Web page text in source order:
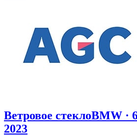
Ветровое стеклоBMW ·
2023